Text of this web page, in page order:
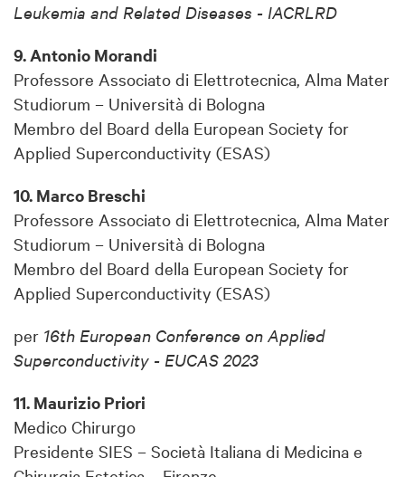
Leukemia and Related Diseases - IACRLRD
9. Antonio Morandi
Professore Associato di Elettrotecnica, Alma Mater
Studiorum – Università di Bologna
Membro del Board della European Society for
Applied Superconductivity (ESAS)
10. Marco Breschi
Professore Associato di Elettrotecnica, Alma Mater
Studiorum – Università di Bologna
Membro del Board della European Society for
Applied Superconductivity (ESAS)
per 16th European Conference on Applied
Superconductivity - EUCAS 2023
11. Maurizio Priori
Medico Chirurgo
Presidente SIES – Società Italiana di Medicina e